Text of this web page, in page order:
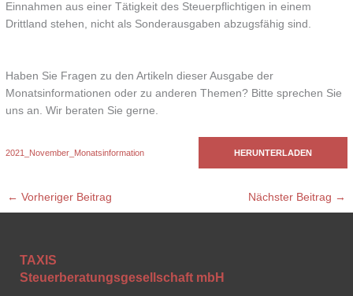
Einnahmen aus einer Tätigkeit des Steuerpflichtigen in einem
Drittland stehen, nicht als Sonderausgaben abzugsfähig sind.
Haben Sie Fragen zu den Artikeln dieser Ausgabe der
Monatsinformationen oder zu anderen Themen? Bitte sprechen Sie
uns an. Wir beraten Sie gerne.
2021_November_Monatsinformation HERUNTERLADEN
← Vorheriger Beitrag Nächster Beitrag →
TAXIS
Steuerberatungsgesellschaft mbH